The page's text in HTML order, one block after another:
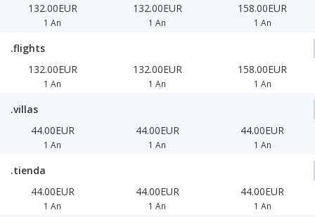
132.00EUR
1 An
132.00EUR
1 An
158.00EUR
1 An
.flights
132.00EUR
1 An
132.00EUR
1 An
158.00EUR
1 An
.villas
44.00EUR
1 An
44.00EUR
1 An
44.00EUR
1 An
.tienda
44.00EUR
1 An
44.00EUR
1 An
44.00EUR
1 An